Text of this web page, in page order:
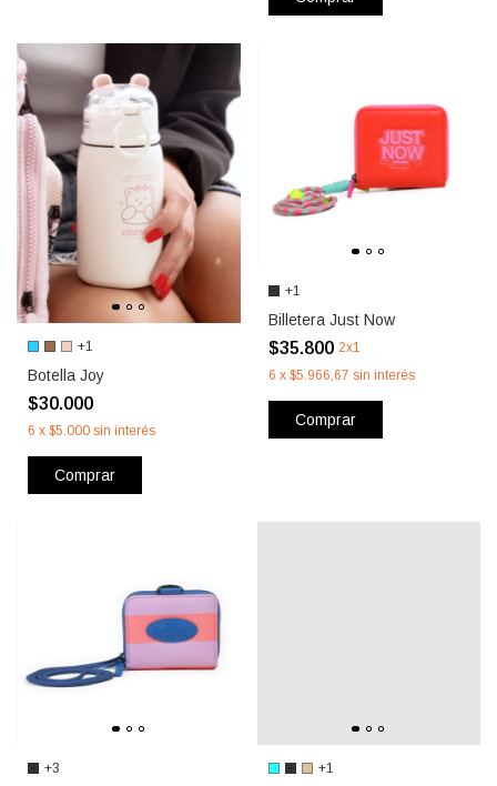
+1
Botella Joy
$30.000
6 x $5.000 sin interés
Comprar
+1
Billetera Just Now
$35.800 2x1
6 x $5.966,67 sin interés
Comprar
+3 +1